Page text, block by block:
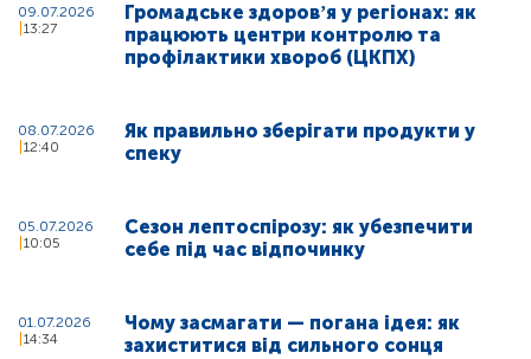
09.07.2026
13:27
Громадське здоровʼя у регіонах: як
працюють центри контролю та
профілактики хвороб (ЦКПХ)
08.07.2026
12:40
Як правильно зберігати продукти у
спеку
05.07.2026
10:05
Сезон лептоспірозу: як убезпечити
себе під час відпочинку
01.07.2026
14:34
Чому засмагати — погана ідея: як
захиститися від сильного сонця